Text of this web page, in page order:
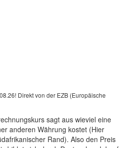
Direkt von der EZB (Europäische
sagt aus wieviel eine
anderen Währung kostet (Hier
Rand). Also den Preis